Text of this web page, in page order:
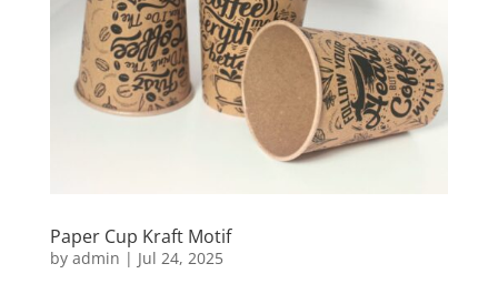
Paper Cup Kraft Motif
by admin | Jul 24, 2025